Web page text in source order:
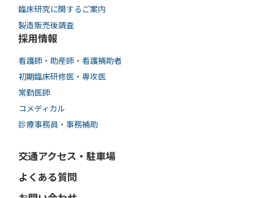
臨床研究に関するご案内
製造販売後調査
採用情報
看護師・助産師・看護補助者
初期臨床研修医・専攻医
常勤医師
コメディカル
診療事務員・事務補助
交通アクセス・駐車場
よくある質問